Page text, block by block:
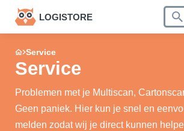
LOGISTORE
Service
Service
Problemen met je Multiscan,
Geen paniek. Hier kun je snel en
melden zodat wij je direct kunnen